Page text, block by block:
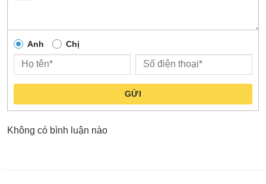
Anh Chị
GỬI
Không có bình luận nào